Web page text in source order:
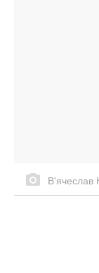
Вже і на